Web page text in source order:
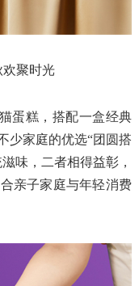
欢聚时光
蛋糕，搭配一盒经典
少家庭的优选“团圆搭
味，二者相得益彰，
亲子家庭与年轻消费